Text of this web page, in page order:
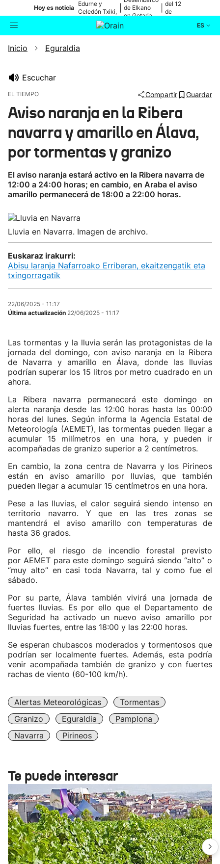
Hoy es noticia
Edurne y
Celedón Txiki,
en directo
de Elkano
en Getaria
del 12
de
ES
Buscador
Ikusmiran
Eguraldia
Inicio Eguraldia
Escuchar
EL TIEMPO Compartir Guardar
Aviso naranja en la Ribera
navarra y amarillo en Álava,
por tormentas y granizo
El aviso naranja estará activo en la Ribera navarra de
12:00 a 24:00 horas; en cambio, en Araba el aviso
amarillo permanecerá de 18:00 a 22:00 horas.
Lluvia en Navarra. Imagen de archivo.
Euskaraz irakurri:
Abisu laranja Nafarroako Erriberan, ekaitzengatik eta
txingorragatik
22/06/2025 - 11:17
Última actualización 22/06/2025 - 11:17
Las tormentas y la lluvia serán las protagonistas de la
jornada del domingo, con aviso naranja en la Ribera
de Navarra y amarillo en Álava, donde las lluvias
podrían superar los 15 litros por metro cuadrado en un
ahora.
La Ribera navarra permanecerá este domingo en
alerta naranja desde las 12:00 horas hasta las 00:00
horas del lunes. Según informa la Agencia Estatal de
Meteorología (AEMET), las tormentas pueden llegar a
acumular 15 milímetros en una hora, y pueden ir
acompañadas de granizo superior a 2 centímetros.
En cambio, la zona centra de Navarra y los Pirineos
están en aviso amarillo por lluvias, que también
pueden llegar a acumular 15 centímetros en una hora.
Pese a las lluvias, el calor seguirá siendo intenso en
territorio navarro. Y que en las tres zonas se
mantendrá el aviso amarillo con temperaturas de
hasta 36 grados.
Por ello, el riesgo de incendio forestal previsto
por AEMET para este domingo seguirá siendo “alto” o
“muy alto” en casi toda Navarra, tal y como fue el
sábado.
Por su parte, Álava también vivirá una jornada de
fuertes lluvias. Es por ello que el Departamento de
Seguridad ha activado un nuevo aviso amarillo por
lluvias fuertes, entre las 18:00 y las 22:00 horas.
Se esperan chubascos moderados y tormentosos que
podrían ser localmente fuertes. Además, esta podría
venir acompañada también de granizo y con fuertes
rachas de viento (60-100 km/h).
Alertas Meteorológicas
Tormentas
Granizo
Eguraldia
Pamplona
Navarra
Pirineos
Te puede interesar